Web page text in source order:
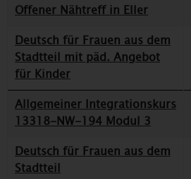
Offener Nähtreff in Eller
Deutsch für Frauen aus dem
Stadtteil mit päd. Angebot
für Kinder
Allgemeiner Integrationskurs
13318-NW-194 Modul 3
Deutsch für Frauen aus dem
Stadtteil